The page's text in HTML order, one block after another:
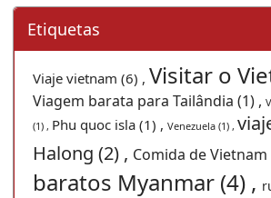
Etiquetas
Viaje vietnam (6) , Visitar o
Viagem barata para Tailândia (1) ,
(1) , Phu quoc isla (1) , Venezuela (1) ,
Halong (2) , Comida de Vietnam
baratos Myanmar (4) ,